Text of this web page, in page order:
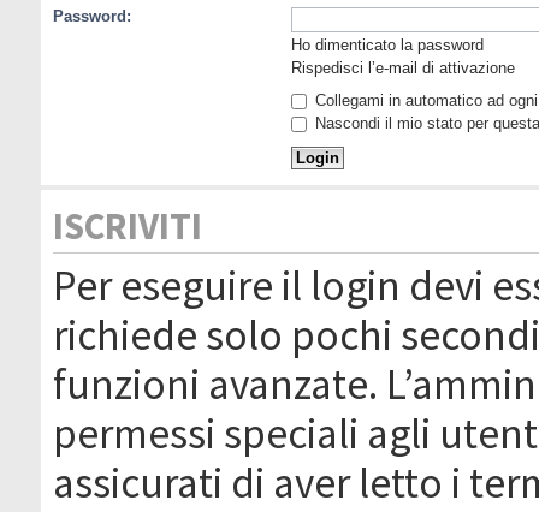
Password:
Ho dimenticato la password
Rispedisci l’e-mail di attivazione
Collegami in automatico ad
Nascondi il mio stato per
ISCRIVITI
Per eseguire il login devi
richiede solo pochi
funzioni avanzate.
permessi speciali agli
assicurati di aver letto i